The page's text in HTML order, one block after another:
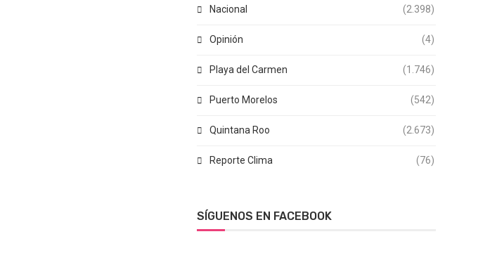
Nacional (2.398)
Opinión (4)
Playa del Carmen (1.746)
Puerto Morelos (542)
Quintana Roo (2.673)
Reporte Clima (76)
SÍGUENOS EN FACEBOOK